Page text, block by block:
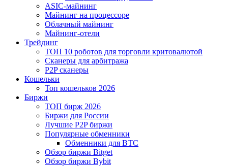
ASIC-майнинг
Майнинг на процессоре
Облачный майнинг
Майнинг-отели
Трейдинг
ТОП 10 роботов для торговли критовалютой
Сканеры для арбитража
P2P сканеры
Кошельки
Топ кошельков 2026
Биржи
ТОП бирж 2026
Биржи для России
Лучшие P2P биржи
Популярные обменники
Обменники для BTC
Обзор биржи Bitget
Обзор биржи Bybit